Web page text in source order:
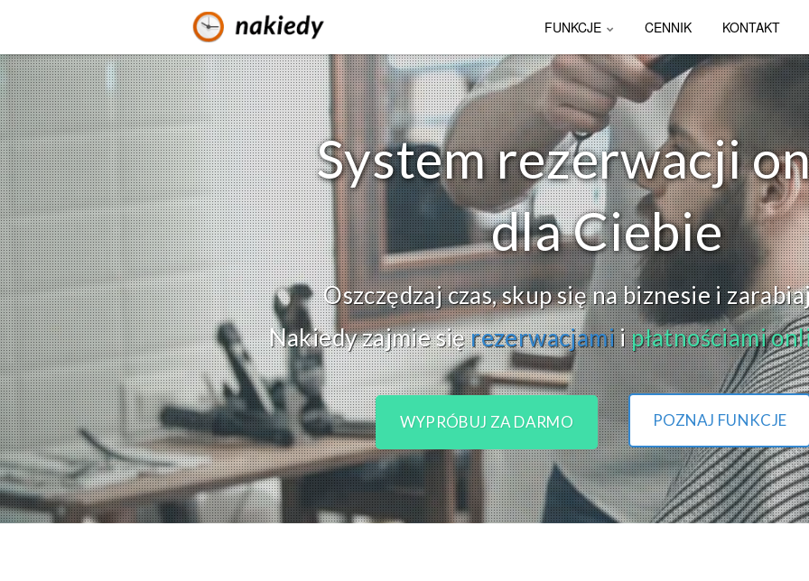
FUNKCJE CENNIK KONTAKT
System rezerwacji
dla Ciebie
Oszczędzaj czas, skup się na biznesie i
Nakiedy zajmie sięrezerwacjamiipłatnościami
WYPRÓBUJ ZA DARMO POZNAJ FUNKCJE